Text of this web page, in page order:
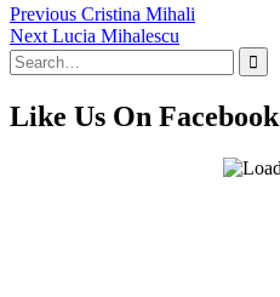
Navigare
în
articole
Previous Previous
post:
Cristina Mihali
Next Next
post:
Lucia Mihalescu
Search
for:
Like Us On Facebook